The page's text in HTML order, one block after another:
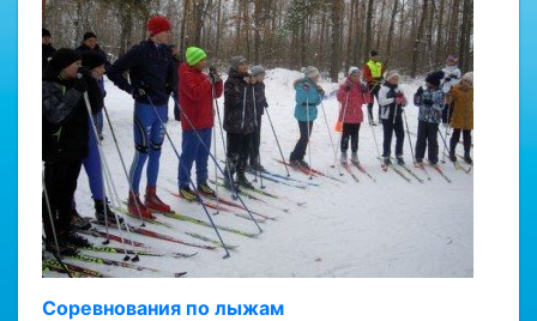
Соревнования по лыжам